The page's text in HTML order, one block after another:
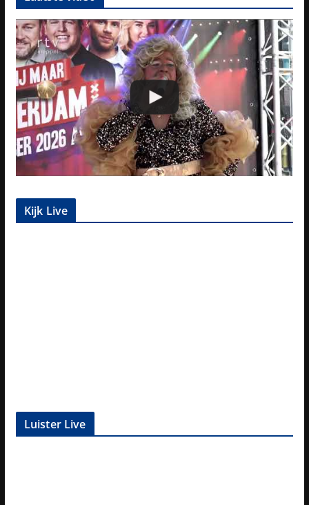
Kijk Live
Luister Live